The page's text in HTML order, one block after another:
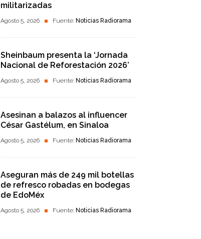
militarizadas
Agosto 5, 2026 Fuente: Noticias Radiorama
Sheinbaum presenta la ‘Jornada
Nacional de Reforestación 2026’
Agosto 5, 2026 Fuente: Noticias Radiorama
Asesinan a balazos al influencer
César Gastélum, en Sinaloa
Agosto 5, 2026 Fuente: Noticias Radiorama
Aseguran más de 249 mil botellas
de refresco robadas en bodegas
de EdoMéx
Agosto 5, 2026 Fuente: Noticias Radiorama